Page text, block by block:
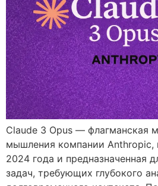
Claude 3 Opus — флагманская
мышления компании Anthropic,
2024 года и предназначенная
задач, требующих глубокого